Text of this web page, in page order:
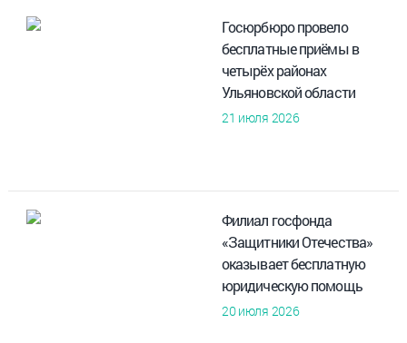
Госюрбюро провело
бесплатные приёмы в
четырёх районах
Ульяновской области
21 июля 2026
Филиал госфонда
«Защитники Отечества»
оказывает бесплатную
юридическую помощь
20 июля 2026